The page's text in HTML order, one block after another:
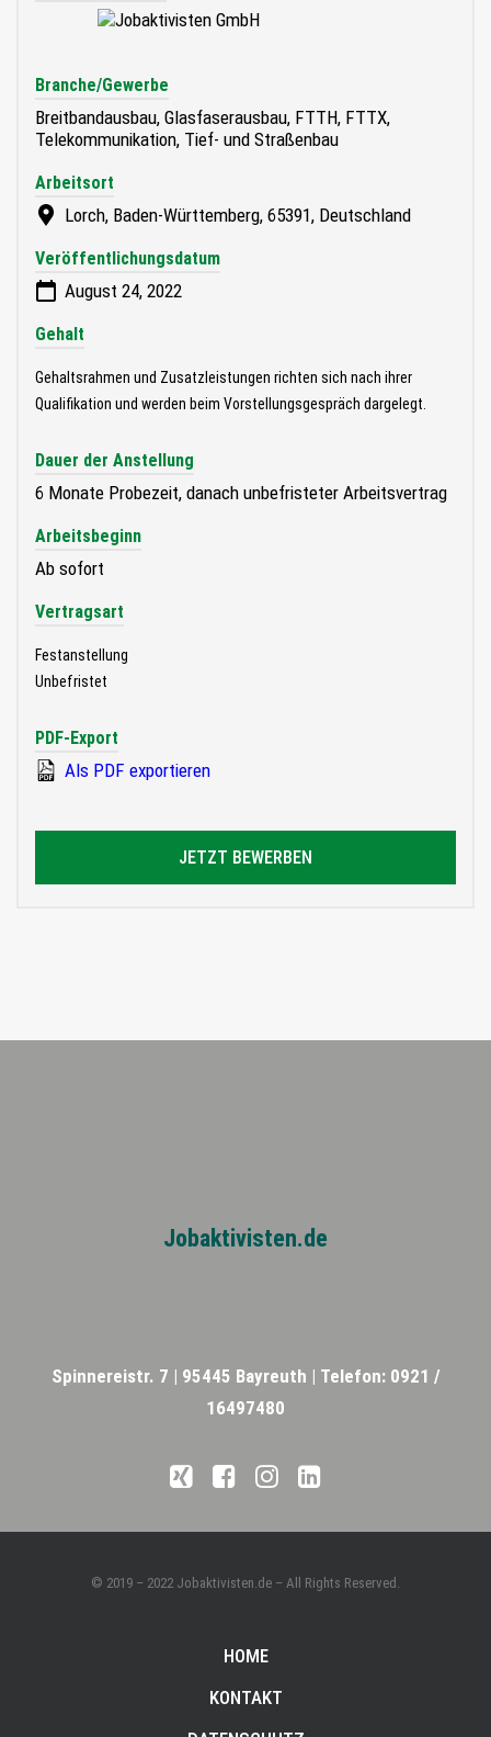
Branche/Gewerbe
Breitbandausbau, Glasfaserausbau, FTTH, FTTX,
Telekommunikation, Tief- und Straßenbau
Arbeitsort
Lorch, Baden-Württemberg, 65391, Deutschland
Veröffentlichungsdatum
August 24, 2022
Gehalt
Gehaltsrahmen und Zusatzleistungen richten sich nach ihrer
Qualifikation und werden beim Vorstellungsgespräch dargelegt.
Dauer der Anstellung
6 Monate Probezeit, danach unbefristeter Arbeitsvertrag
Arbeitsbeginn
Ab sofort
Vertragsart
Festanstellung
Unbefristet
PDF-Export
Als PDF exportieren
JETZT BEWERBEN
Jobaktivisten.de
Spinnereistr. 7 | 95445 Bayreuth | Telefon: 0921 /
16497480
© 2019 – 2022 Jobaktivisten.de – All Rights Reserved.
HOME
KONTAKT